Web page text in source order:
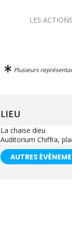
LES
Plusieurs
LIEU
La chaise dieu
Auditorium Chiffra,
AUTRES